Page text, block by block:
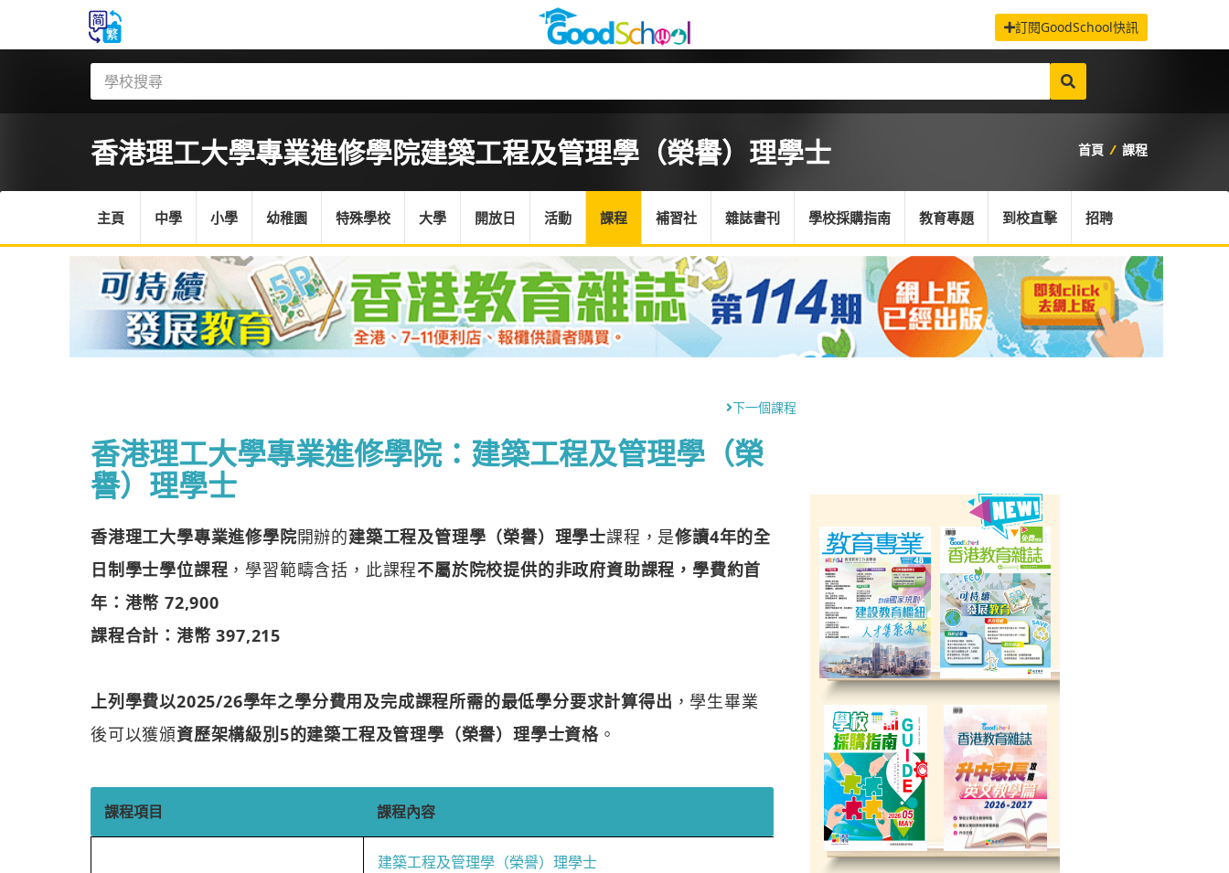
訂閱GoodSchool快訊
香港理工大學專業進修學院建築工程及管理學（榮譽）理學士 首頁 / 課程
主頁 中學 小學 幼稚園 特殊學校 大學 開放日 活動 課程 補習社 雜誌書刊 學校採購指南 教育專題 到校直擊 招聘
下一個課程
香港理工大學專業進修學院：建築工程及管理學（榮
譽）理學士
香港理工大學專業進修學院開辦的建築工程及管理學（榮譽）理學士課程，是修讀4年的全
日制學士學位課程 ，學習範疇含括 ，此課程不屬於院校提供的非政府資助課程，學費約首
年：港幣 72,900
課程合計：港幣 397,215
上列學費以2025/26學年之學分費用及完成課程所需的最低學分要求計算得出 ，學生畢業
後可以獲頒資歷架構級別5的建築工程及管理學（榮譽）理學士資格 。
課程項目 課程內容
建築工程及管理學（榮譽）理學士